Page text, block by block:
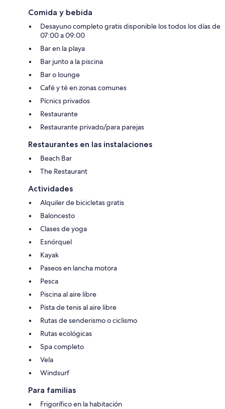
Comida y bebida
Desayuno completo gratis disponible los todos los días de
07:00 a 09:00
Bar en la playa
Bar junto a la piscina
Bar o lounge
Café y té en zonas comunes
Pícnics privados
Restaurante
Restaurante privado/para parejas
Restaurantes en las instalaciones
Beach Bar
The Restaurant
Actividades
Alquiler de bicicletas gratis
Baloncesto
Clases de yoga
Esnórquel
Kayak
Paseos en lancha motora
Pesca
Piscina al aire libre
Pista de tenis al aire libre
Rutas de senderismo o ciclismo
Rutas ecológicas
Spa completo
Vela
Windsurf
Para familias
Frigorífico en la habitación